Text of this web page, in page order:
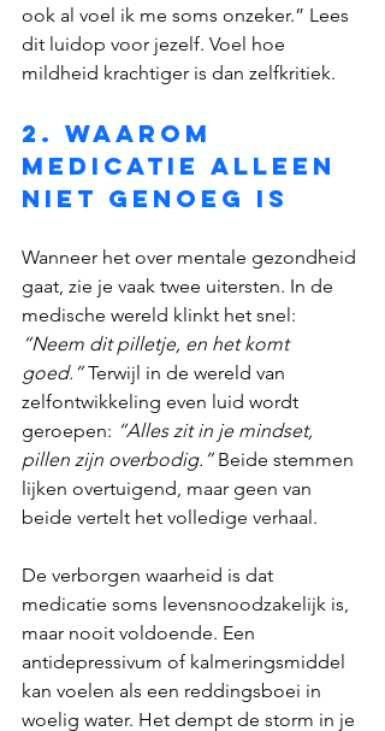
ook al voel ik me soms onzeker.” Lees
dit luidop voor jezelf. Voel hoe
mildheid krachtiger is dan zelfkritiek.
2. Waarom
medicatie alleen
niet genoeg is
Wanneer het over mentale gezondheid
gaat, zie je vaak twee uitersten. In de
medische wereld klinkt het snel:
“Neem dit pilletje, en het komt
goed.” Terwijl in de wereld van
zelfontwikkeling even luid wordt
geroepen: “Alles zit in je mindset,
pillen zijn overbodig.” Beide stemmen
lijken overtuigend, maar geen van
beide vertelt het volledige verhaal.
De verborgen waarheid is dat
medicatie soms levensnoodzakelijk is,
maar nooit voldoende. Een
antidepressivum of kalmeringsmiddel
kan voelen als een reddingsboei in
woelig water. Het dempt de storm in je